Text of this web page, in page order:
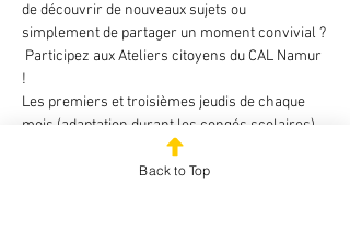
de découvrir de nouveaux sujets ou
simplement de partager un moment convivial ?
!
Les premiers et troisièmes jeudis de chaque
mois (adaptation durant les congés scolaires)
Back to Top